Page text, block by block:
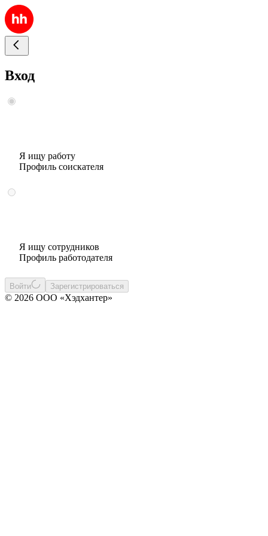
Вход
Я ищу работу
Профиль соискателя
Я ищу сотрудников
Профиль работодателя
Войти Зарегистрироваться
© 2026 ООО «Хэдхантер»